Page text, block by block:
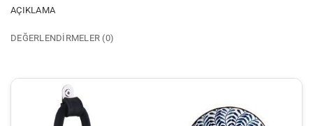
AÇIKLAMA
DEĞERLENDIRMELER (0)